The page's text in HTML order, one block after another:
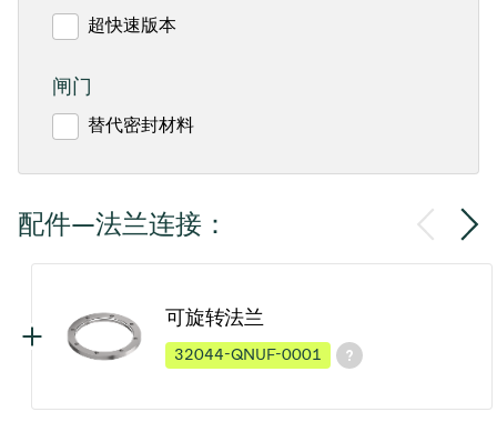
超快速版本
闸门
替代密封材料
配件—法兰连接：
可旋转法兰
32044-QNUF-0001